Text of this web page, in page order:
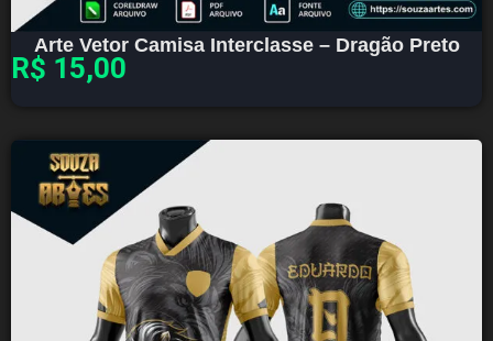
Arte Vetor Camisa Interclasse – Dragão Preto
R$ 15,00